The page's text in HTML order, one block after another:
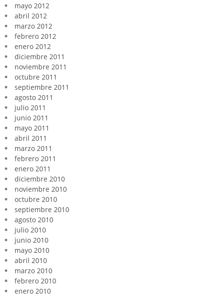
mayo 2012
abril 2012
marzo 2012
febrero 2012
enero 2012
diciembre 2011
noviembre 2011
octubre 2011
septiembre 2011
agosto 2011
julio 2011
junio 2011
mayo 2011
abril 2011
marzo 2011
febrero 2011
enero 2011
diciembre 2010
noviembre 2010
octubre 2010
septiembre 2010
agosto 2010
julio 2010
junio 2010
mayo 2010
abril 2010
marzo 2010
febrero 2010
enero 2010